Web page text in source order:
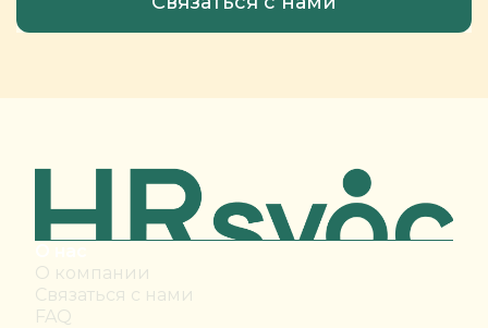
О компании
Связаться с нами
FAQ